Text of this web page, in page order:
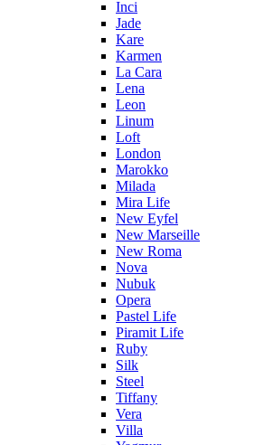
Inci
Jade
Kare
Karmen
La Cara
Lena
Leon
Linum
Loft
London
Marokko
Milada
Mira Life
New Eyfel
New Marseille
New Roma
Nova
Nubuk
Opera
Pastel Life
Piramit Life
Ruby
Silk
Steel
Tiffany
Vera
Villa